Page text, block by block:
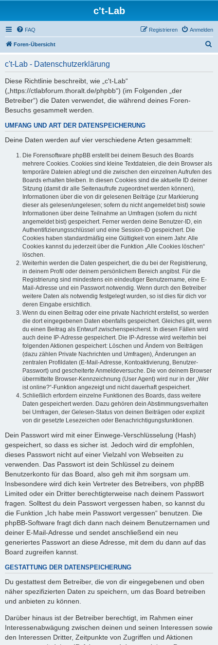
c't-Lab
FAQ Anmelden
Registrieren
Foren-Übersicht
c't-Lab - Datenschutzerklärung
Diese Richtlinie beschreibt, wie „c't-Lab“
(„https://ctlabforum.thoralt.de/phpbb“) (im Folgenden „der
Betreiber“) die Daten verwendet, die während deines Foren-
Besuchs gesammelt werden.
UMFANG UND ART DER DATENSPEICHERUNG
Deine Daten werden auf vier verschiedene Arten gesammelt:
Die Forensoftware phpBB erstellt bei deinem Besuch des Boards
mehrere Cookies. Cookies sind kleine Textdateien, die dein Browser als
temporäre Dateien ablegt und die zwischen den einzelnen Aufrufen des
Boards erhalten bleiben. In diesen Cookies sind die aktuelle ID deiner
Sitzung (damit dir alle Seitenaufrufe zugeordnet werden können),
Informationen über die von dir gelesenen Beiträge (zur Markierung
dieser als gelesen/ungelesen; sofern du nicht angemeldet bist) sowie
Informationen über deine Teilnahme an Umfragen (sofern du nicht
angemeldet bist) gespeichert. Ferner werden deine Benutzer-ID, ein
Authentifizierungsschlüssel und eine Session-ID gespeichert. Die
Cookies haben standardmäßig eine Gültigkeit von einem Jahr. Alle
Cookies kannst du jederzeit über die Funktion „Alle Cookies löschen“
löschen.
Weiterhin werden die Daten gespeichert, die du bei der Registrierung,
in deinem Profil oder deinem persönlichem Bereich angibst. Für die
Registrierung sind mindestens ein eindeutiger Benutzername, eine E-
Mail-Adresse und ein Passwort notwendig. Wenn durch den Betreiber
weitere Daten als notwendig festgelegt wurden, so ist dies für dich vor
deren Eingabe ersichtlich.
Wenn du einen Beitrag oder eine private Nachricht erstellst, so werden
die dort eingegebenen Daten ebenfalls gespeichert. Gleiches gilt, wenn
du einen Beitrag als Entwurf zwischenspeicherst. In diesen Fällen wird
auch deine IP-Adresse gespeichert. Die IP-Adresse wird weiterhin bei
folgenden Aktionen gespeichert: Löschen und Ändern von Beiträgen
(dazu zählen Private Nachrichten und Umfragen), Änderungen an
zentralen Profildaten (E-Mail-Adresse, Kontoaktivierung, Benutzer-
Passwort) und gescheiterte Anmeldeversuche. Die von deinem Browser
übermittelte Browser-Kennzeichnung (User Agent) wird nur in der „Wer
ist online?“-Funktion angezeigt und nicht dauerhaft gespeichert.
Schließlich erfordern einzelne Funktionen des Boards, dass weitere
Daten gespeichert werden. Dazu gehören dein Abstimmungsverhalten
bei Umfragen, der Gelesen-Status von deinen Beiträgen oder explizit
von dir gesetzte Lesezeichen oder Benachrichtigungsfunktionen.
Dein Passwort wird mit einer Einwege-Verschlüsselung (Hash)
gespeichert, so dass es sicher ist. Jedoch wird dir empfohlen,
dieses Passwort nicht auf einer Vielzahl von Webseiten zu
verwenden. Das Passwort ist dein Schlüssel zu deinem
Benutzerkonto für das Board, also geh mit ihm sorgsam um.
Insbesondere wird dich kein Vertreter des Betreibers, von phpBB
Limited oder ein Dritter berechtigterweise nach deinem Passwort
fragen. Solltest du dein Passwort vergessen haben, so kannst du
die Funktion „Ich habe mein Passwort vergessen“ benutzen. Die
phpBB-Software fragt dich dann nach deinem Benutzernamen und
deiner E-Mail-Adresse und sendet anschließend ein neu
generiertes Passwort an diese Adresse, mit dem du dann auf das
Board zugreifen kannst.
GESTATTUNG DER DATENSPEICHERUNG
Du gestattest dem Betreiber, die von dir eingegebenen und oben
näher spezifizierten Daten zu speichern, um das Board betreiben
und anbieten zu können.
Darüber hinaus ist der Betreiber berechtigt, im Rahmen einer
Interessenabwägung zwischen deinen und seinen Interessen sowie
den Interessen Dritter, Zeitpunkte von Zugriffen und Aktionen